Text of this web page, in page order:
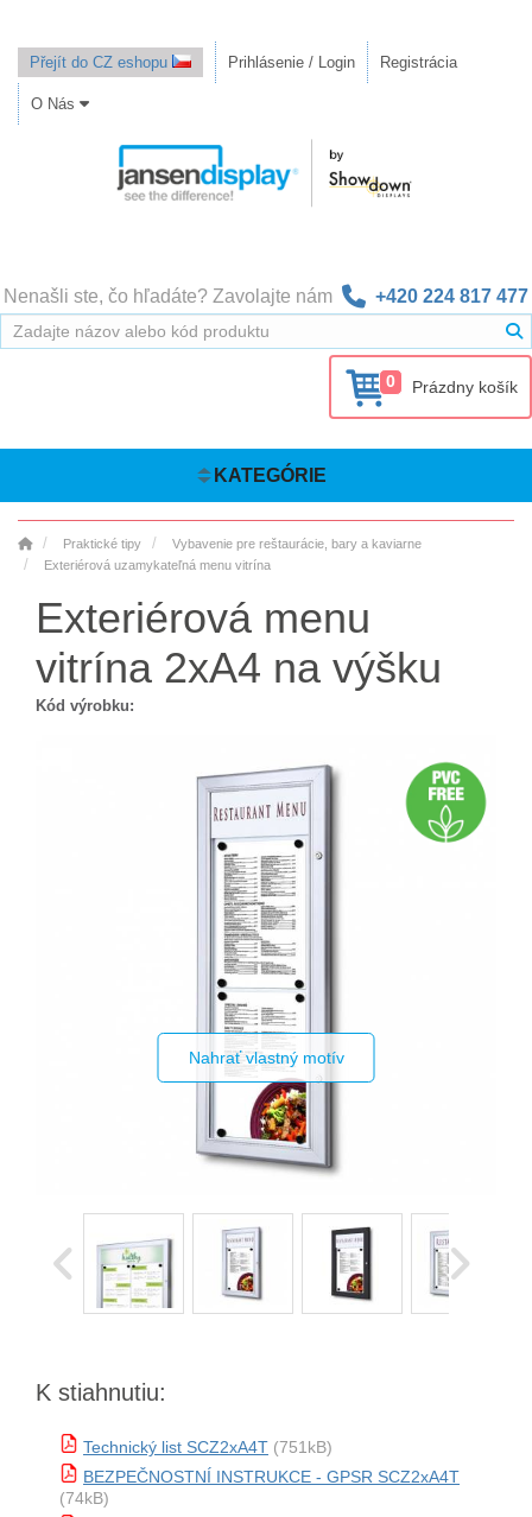
Přejít do CZ eshopu Prihlásenie / Login Registrácia
O Nás
Nenašli ste, čo hľadáte? Zavolajte nám +420 224 817 477
0 Prázdny košík
KATEGÓRIE
Praktické tipy
Vybavenie pre reštaurácie, bary a kaviarne
Exteriérová uzamykateľná menu vitrína
Exteriérová menu
vitrína 2xA4 na výšku
Kód výrobku:
Nahrať vlastný motív
K stiahnutiu:
Technický list SCZ2xA4T (751kB)
BEZPEČNOSTNÍ INSTRUKCE - GPSR SCZ2xA4T
(74kB)